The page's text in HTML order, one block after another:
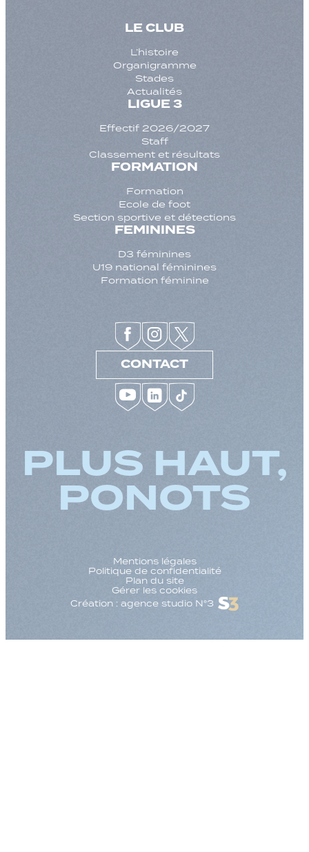
LE CLUB
L’histoire
Organigramme
Stades
Actualités
LIGUE 3
Effectif 2026/2027
Staff
Classement et résultats
FORMATION
Formation
Ecole de foot
Section sportive et détections
FEMININES
D3 féminines
U19 national féminines
Formation féminine
CONTACT
PLUS HAUT,
PONOTS
Mentions légales
Politique de confidentialité
Plan du site
Gérer les cookies
Création : agence studio N°3